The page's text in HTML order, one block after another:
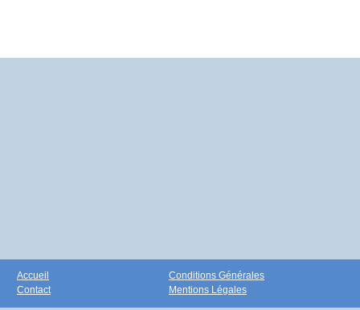
Accueil
Contact
Conditions Générales
Mentions Légales